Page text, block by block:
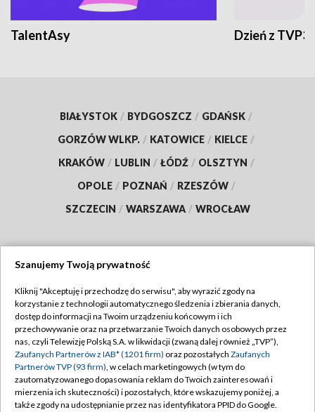
TalentAsy Dzień z TVP3
BIAŁYSTOK / BYDGOSZCZ / GDAŃSK /
GORZÓW WLKP. / KATOWICE / KIELCE /
KRAKÓW / LUBLIN / ŁÓDŹ / OLSZTYN /
OPOLE / POZNAŃ / RZESZÓW /
SZCZECIN / WARSZAWA / WROCŁAW
TVP
Abonament TVP
Emisja w TVP
Centrum informacji TVP
Naziemna Telewizja Cyfrowa
Regulamin TVP
Polityka prywatności
Moje zgody
Pomoc
Szanujemy Twoją prywatność
Kliknij "Akceptuję i przechodzę do serwisu", aby wyrazić zgody na
korzystanie z technologii automatycznego śledzenia i zbierania danych,
dostęp do informacji na Twoim urządzeniu końcowym i ich
przechowywanie oraz na przetwarzanie Twoich danych osobowych przez
nas, czyli Telewizję Polską S.A. w likwidacji (zwaną dalej również „TVP”),
Zaufanych Partnerów z IAB* (1201 firm) oraz pozostałych Zaufanych
Partnerów TVP (93 firm), w celach marketingowych (w tym do
zautomatyzowanego dopasowania reklam do Twoich zainteresowań i
mierzenia ich skuteczności) i pozostałych, które wskazujemy poniżej, a
także zgody na udostępnianie przez nas identyfikatora PPID do Google.